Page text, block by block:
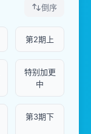
倒序
第2期上
特别加更
中
第3期下